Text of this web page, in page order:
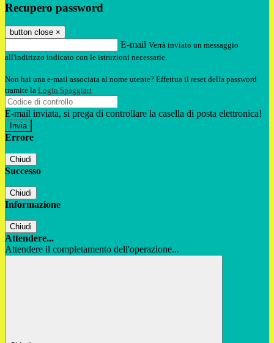
Recupero password
button close ×
E-mail Verrà inviato un messaggio
all'indirizzo indicato con le istruzioni necessarie.
Non hai una e-mail associata al nome utente? Effettua il reset della password
tramite la Login Spaggiari
E-mail inviata, si prega di controllare la casella di posta elettronica!
Errore
Chiudi
Successo
Chiudi
Informazione
Chiudi
Attendere...
Attendere il completamento dell'operazione...